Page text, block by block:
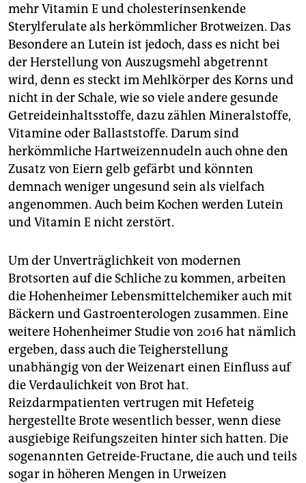
mehr Vitamin E und cholesterinsenkende
Sterylferulate als herkömmlicher Brotweizen. Das
Besondere an Lutein ist jedoch, dass es nicht bei
der Herstellung von Auszugsmehl abgetrennt
wird, denn es steckt im Mehlkörper des Korns und
nicht in der Schale, wie so viele andere gesunde
Getreideinhaltsstoffe, dazu zählen Mineralstoffe,
Vitamine oder Ballaststoffe. Darum sind
herkömmliche Hartweizennudeln auch ohne den
Zusatz von Eiern gelb gefärbt und könnten
demnach weniger ungesund sein als vielfach
angenommen. Auch beim Kochen werden Lutein
und Vitamin E nicht zerstört.
Um der Unverträglichkeit von modernen
Brotsorten auf die Schliche zu kommen, arbeiten
die Hohenheimer Lebensmittelchemiker auch mit
Bäckern und Gastroenterologen zusammen. Eine
weitere Hohenheimer Studie von 2016 hat nämlich
ergeben, dass auch die Teigherstellung
unabhängig von der Weizenart einen Einfluss auf
die Verdaulichkeit von Brot hat.
Reizdarmpatienten vertrugen mit Hefeteig
hergestellte Brote wesentlich besser, wenn diese
ausgiebige Reifungszeiten hinter sich hatten. Die
sogenannten Getreide-Fructane, die auch und teils
sogar in höheren Mengen in Urweizen